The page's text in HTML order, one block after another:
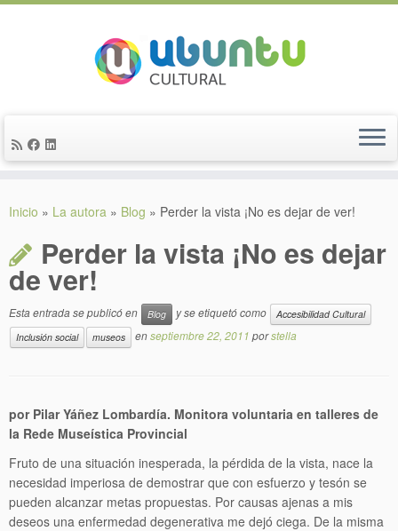
Inicio » La autora » Blog » Perder la vista ¡No es dejar de ver!
Perder la vista ¡No es dejar
de ver!
Esta entrada se publicó en Blog y se etiquetó como
Accesibilidad Cultural
Inclusión social
museos enseptiembre 22, 2011 porstella
por Pilar Yáñez Lombardía. Monitora voluntaria en talleres de
la Rede Museística Provincial
Fruto de una situación inesperada, la pérdida de la vista, nace la
necesidad imperiosa de demostrar que con esfuerzo y tesón se
pueden alcanzar metas propuestas. Por causas ajenas a mis
deseos una enfermedad degenerativa me dejó ciega. De la misma